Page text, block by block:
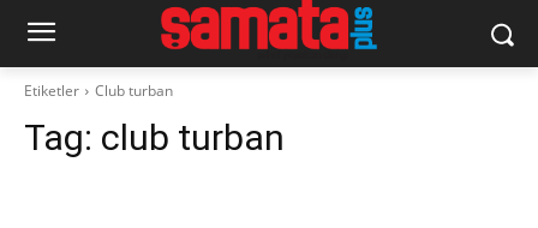
Etiketler Club turban
Tag: club turban